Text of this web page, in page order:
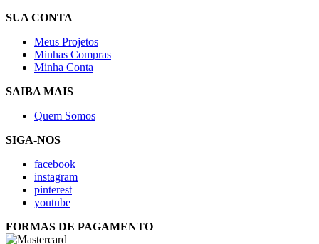
SUA CONTA
Meus Projetos
Minhas Compras
Minha Conta
SAIBA MAIS
Quem Somos
SIGA-NOS
facebook
instagram
pinterest
youtube
FORMAS DE PAGAMENTO